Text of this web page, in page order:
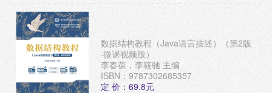
数据结构教程（Java语言描述）（第2版
·微课视频版）
李春葆，李筱驰 主编
ISBN：9787302685357
定 价：69.8元